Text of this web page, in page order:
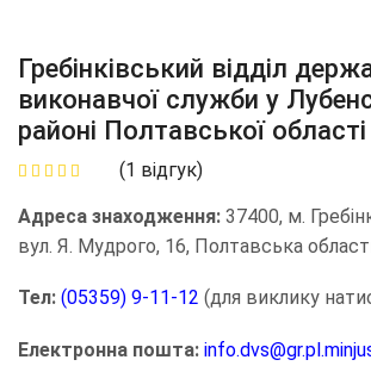
Гребінківський відділ
виконавчої служби у
районі Полтавської області
(1 відгук)
Адреса знаходження: 37400, м.
вул. Я. Мудрого, 16, Полтавська
Тел: (05359) 9-11-12 (для виклику
Електронна пошта: